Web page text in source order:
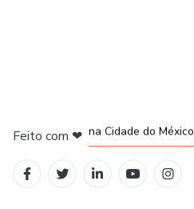
Feito com ❤ na Cidade do México